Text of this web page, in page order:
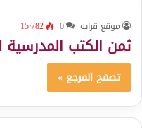
موقع قراية 0 15٬782
ثمن الكتب المدرسية
تصفح المرجع »